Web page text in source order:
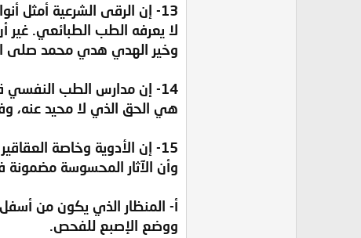
13- إن الرقى الشرعية أمثل
لا يعرفه الطب الطبائعي. غير
وخير الهدي هدي محمد صلى
14- إن مدارس الطب النفسي
هي الحق الذي لا محيد عنه،
15- إن الأدوية وخاصة
وأن الآثار المحسوسة مضمونة
‌أ- المنظار الذي يكون من
ووضع الإصبع للفحص.